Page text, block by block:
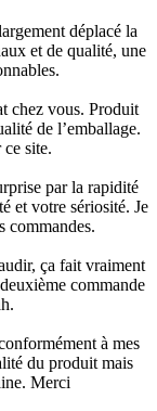
déplacé la
et de qualité, une
chez vous. Produit
de l’emballage.
ce site.
par la rapidité
et votre sériosité. Je
commandes.
ça fait vraiment
commande
à mes
du produit mais
Merci